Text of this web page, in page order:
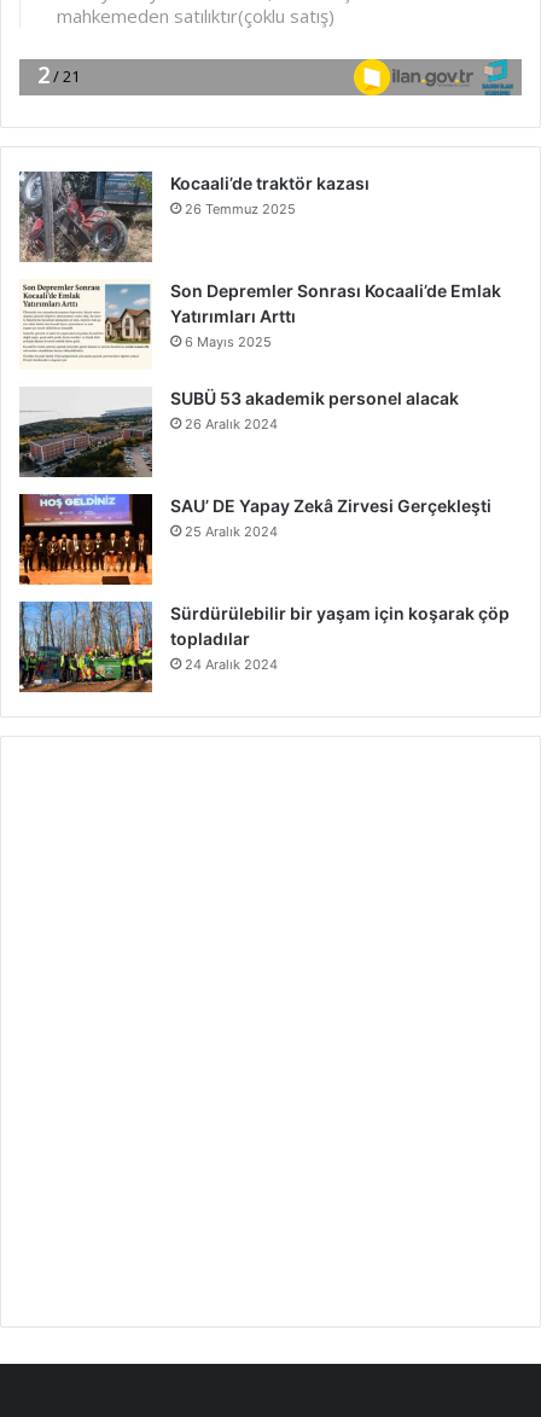
Kocaali’de traktör kazası
26 Temmuz 2025
Son Depremler Sonrası Kocaali’de Emlak
Yatırımları Arttı
6 Mayıs 2025
SUBÜ 53 akademik personel alacak
26 Aralık 2024
SAU’ DE Yapay Zekâ Zirvesi Gerçekleşti
25 Aralık 2024
Sürdürülebilir bir yaşam için koşarak çöp
topladılar
24 Aralık 2024